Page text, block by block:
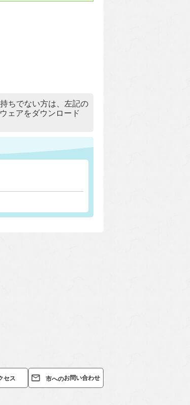
ちでない方は、左記の
ェアをダウンロード
セス 市へのお問い合わせ